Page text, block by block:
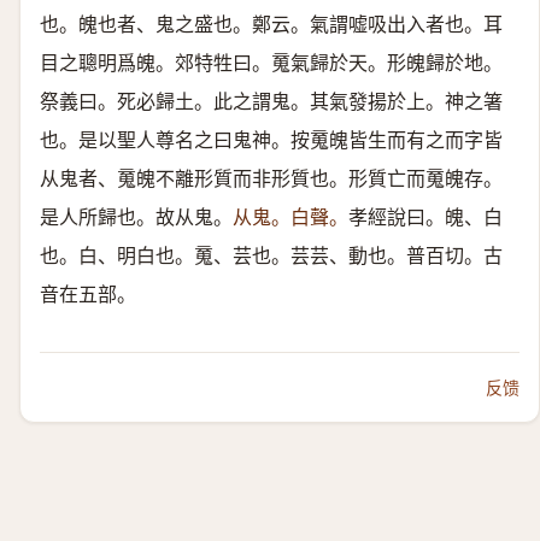
也。魄也者、鬼之盛也。鄭云。氣謂嘘吸出入者也。耳
目之聰明爲魄。郊特牲曰。䰟氣歸於天。形魄歸於地。
祭義曰。死必歸土。此之謂鬼。其氣發揚於上。神之箸
也。是以聖人尊名之曰鬼神。按䰟魄皆生而有之而字皆
从鬼者、䰟魄不離形質而非形質也。形質亡而䰟魄存。
是人所歸也。故从鬼。 从鬼。白聲。 孝經說曰。魄、白
也。白、明白也。䰟、芸也。芸芸、動也。普百切。古
音在五部。
反馈